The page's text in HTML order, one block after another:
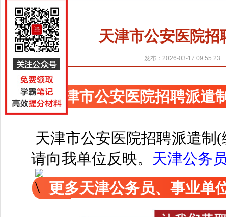
天津市公安医院
发布：2026-03-17 09:55:23
天津市公安医院招聘派遣
天津市公安医院招聘派遣制
请向我单位反映。 天津公务
更多天津公务员、事业单